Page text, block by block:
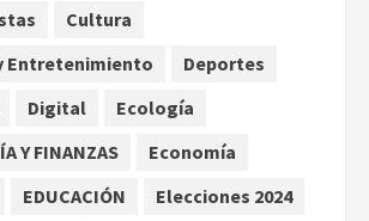
2
Premundial Concacaf
agosto 8, 2026
en 2025 a niveles previos a la
pandemia, señala Inegi
Cultura
Entretenimiento
Deportes
Digital
Ecología
Y FINANZAS
Economía
EDUCACIÓN
Elecciones 2024